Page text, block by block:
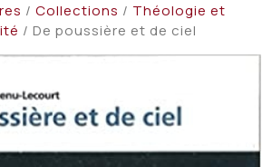
/ Collections / Théologie et
/ De poussière et de ciel